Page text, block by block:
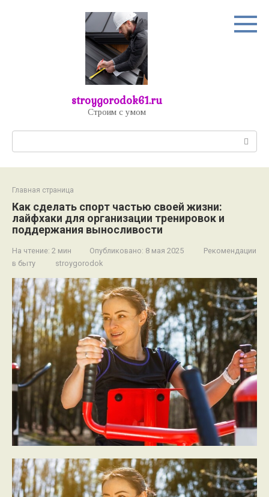
stroygorodok61.ru
Строим с умом
Главная страница
Как сделать спорт частью своей жизни:
лайфхаки для организации тренировок и
поддержания выносливости
На чтение: 2 мин Опубликовано: 8 мая 2025
Рекомендации
в быту
stroygorodok